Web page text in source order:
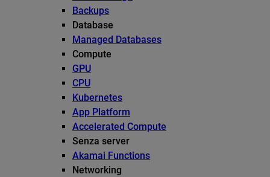
Backups
Database
Managed Databases
Compute
GPU
CPU
Kubernetes
App Platform
Accelerated Compute
Senza server
Akamai Functions
Networking